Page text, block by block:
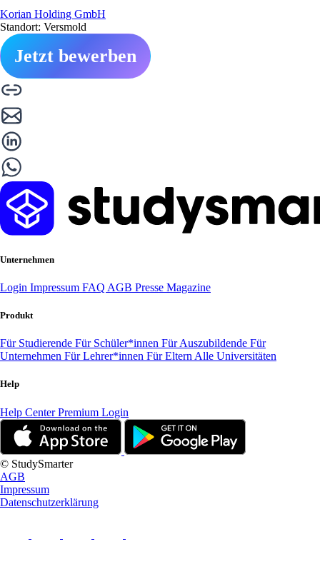
Korian Holding GmbH
Standort: Versmold
Jetzt bewerben
Unternehmen
Login Impressum FAQ AGB Presse Magazine
Produkt
Für Studierende Für Schüler*innen Für Auszubildende Für
Unternehmen Für Lehrer*innen Für Eltern Alle Universitäten
Help
Help CenterPremium Login
© StudySmarter
AGB
Impressum
Datenschutzerklärung